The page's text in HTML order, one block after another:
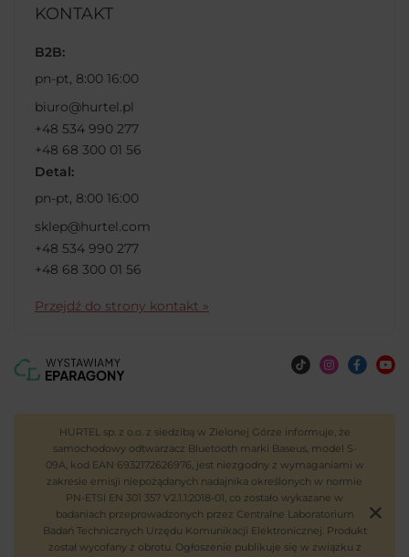
KONTAKT
B2B:
pn-pt, 8:00 16:00
biuro@hurtel.pl
+48 534 990 277
+48 68 300 01 56
Detal:
pn-pt, 8:00 16:00
sklep@hurtel.com
+48 534 990 277
+48 68 300 01 56
Przejdź do strony kontakt »
HURTEL sp. z o.o. z siedzibą w Zielonej Górze informuje, że
samochodowy odtwarzacz Bluetooth marki Baseus, model S-
09A, kod EAN 6932172626976, jest niezgodny z wymaganiami w
zakresie emisji niepożądanych nadajnika określonych w normie
PN-ETSI EN 301 357 V2.1.1:2018-01, co zostało wykazane w
badaniach przeprowadzonych przez Centralne Laboratorium
Badań Technicznych Urzędu Komunikacji Elektronicznej. Produkt
został wycofany z obrotu. Ogłoszenie publikuje się w związku z